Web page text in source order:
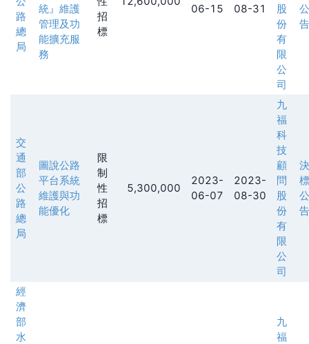
路
總
局
統』維護
管理及功
能擴充服
務
招
標
06-15 08-31
股
份
有
限
公
司
公
告
交
通
部
公
路
總
局
圖說公路
平台系統
維護與功
能優化
限
制
性
招
標
5,300,000
2023-
06-07
2023-
08-30
九
福
科
技
顧
問
股
份
有
限
公
司
決
標
公
告
經
濟
部
水
九
福